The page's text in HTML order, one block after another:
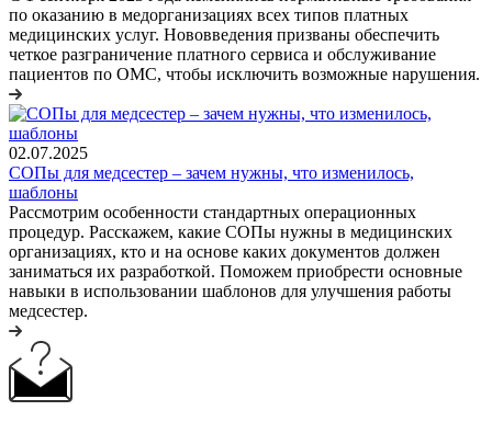
по оказанию в медорганизациях всех типов платных
медицинских услуг. Нововведения призваны обеспечить
четкое разграничение платного сервиса и обслуживание
пациентов по ОМС, чтобы исключить возможные нарушения.
02.07.2025
СОПы для медсестер – зачем нужны, что изменилось,
шаблоны
Рассмотрим особенности стандартных операционных
процедур. Расскажем, какие СОПы нужны в медицинских
организациях, кто и на основе каких документов должен
заниматься их разработкой. Поможем приобрести основные
навыки в использовании шаблонов для улучшения работы
медсестер.